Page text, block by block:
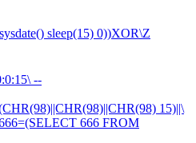
sleep(15) 0))XOR\Z
--
15)||\
666 FROM